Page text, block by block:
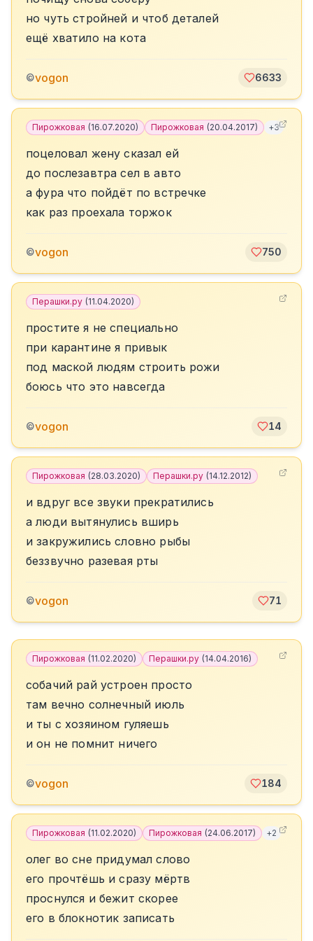
но чуть стройней и чтоб деталей
ещё хватило на кота
©vogon 6633
Пирожковая (16.07.2020) Пирожковая (20.04.2017) +3
поцеловал жену сказал ей
до послезавтра сел в авто
а фура что пойдёт по встречке
как раз проехала торжок
©vogon 750
Перашки.ру (11.04.2020)
простите я не специально
при карантине я привык
под маской людям строить рожи
боюсь что это навсегда
©vogon 14
Пирожковая (28.03.2020) Перашки.ру (14.12.2012)
и вдруг все звуки прекратились
а люди вытянулись вширь
и закружились словно рыбы
беззвучно разевая рты
©vogon 71
Пирожковая (11.02.2020) Перашки.ру (14.04.2016)
собачий рай устроен просто
там вечно солнечный июль
и ты с хозяином гуляешь
и он не помнит ничего
©vogon 184
Пирожковая (11.02.2020) Пирожковая (24.06.2017) +2
олег во сне придумал слово
его прочтёшь и сразу мёртв
проснулся и бежит скорее
его в блокнотик записать